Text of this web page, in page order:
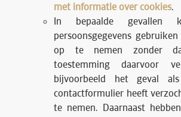
met informatie over cookies.
In bepaalde gevallen
persoonsgegevens
op te nemen zonder
toestemming daarvoor
bijvoorbeeld het geval
contactformulier heeft
te nemen. Daarnaast